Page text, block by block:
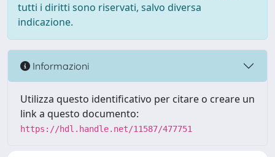
tutti i diritti sono riservati, salvo diversa
indicazione.
Informazioni
Utilizza questo identificativo per citare o creare un
link a questo documento:
https://hdl.handle.net/11587/477751